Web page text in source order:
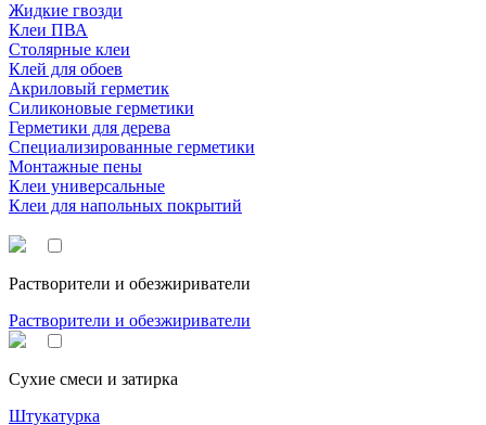
Жидкие гвозди
Клеи ПВА
Столярные клеи
Клей для обоев
Акриловый герметик
Силиконовые герметики
Герметики для дерева
Специализированные герметики
Монтажные пены
Клеи универсальные
Клеи для напольных покрытий
Растворители и обезжириватели
Растворители и обезжириватели
Сухие смеси и затирка
Штукатурка